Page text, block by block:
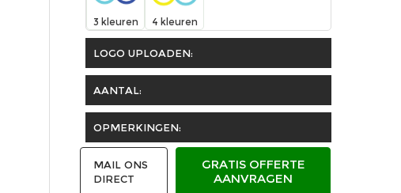
3 kleuren 4 kleuren
LOGO UPLOADEN:
AANTAL:
OPMERKINGEN:
MAIL ONS
DIRECT
GRATIS OFFERTE
AANVRAGEN